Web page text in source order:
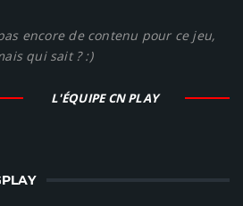
encore de contenu pour ce jeu,
qui sait ? :)
L'ÉQUIPE CN PLAY